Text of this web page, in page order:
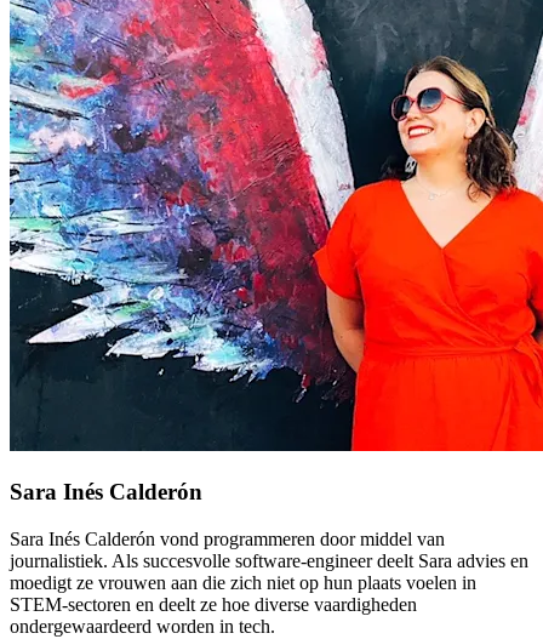
Sara Inés Calderón
Sara Inés Calderón vond programmeren door middel van
journalistiek. Als succesvolle software-engineer deelt Sara advies en
moedigt ze vrouwen aan die zich niet op hun plaats voelen in
STEM-sectoren en deelt ze hoe diverse vaardigheden
ondergewaardeerd worden in tech.